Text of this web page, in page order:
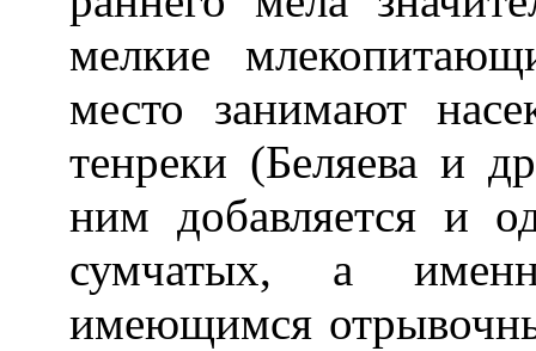
мелкие
место занимают
тенреки (Беляева и
ним добавляется и
сумчатых, а
имеющимся